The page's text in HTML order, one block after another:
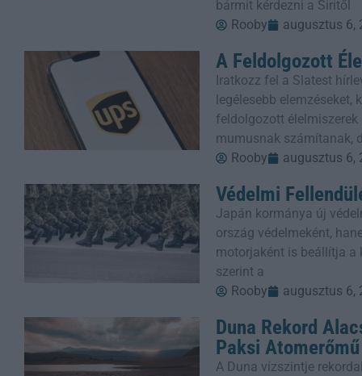
bármit kérdezni a Siritől
Rooby
augusztus 6,
A Feldolgozott
Iratkozz fel a Slatest
legélesebb
feldolgozott
mumusnak számítanak,
Rooby
augusztus 6,
Védelmi
Japán kormánya új
ország védelmeként,
motorjaként is beállítja a
szerint a
Rooby
augusztus 6,
Duna Rekord
Paksi Atomerőmű
A Duna vízszintje